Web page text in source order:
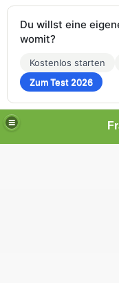
Du willst eine
womit?
Kostenlos starten
Zum Test 2026